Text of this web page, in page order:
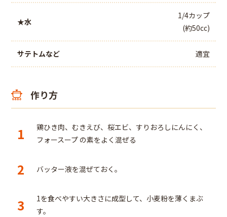
★水
1/4カップ
(約50cc)
サテトムなど 適宜
作り方
1
鶏ひき肉、むきえび、桜エビ、すりおろしにんにく、
フォースープ の素をよく混ぜる
2 バッター液を混ぜておく。
3
1を食べやすい大きさに成型して、小麦粉を薄くまぶ
す。